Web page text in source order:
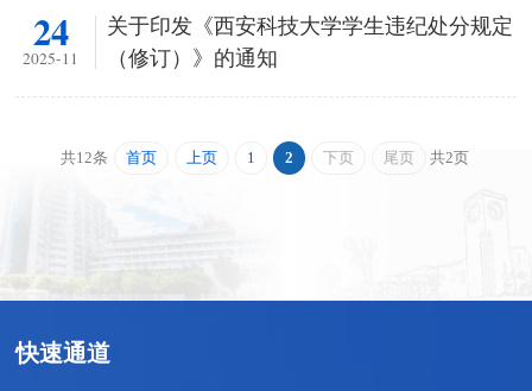
24
2025-11
关于印发《西安科技大学学生违纪处分规定
（修订）》的通知
共12条 首页 上页 1 2 下页 尾页 共2页
快速通道